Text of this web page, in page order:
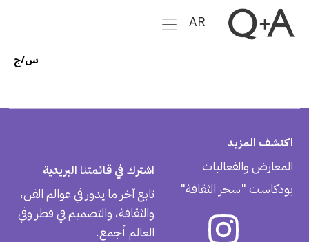
AR
س‭/‬ج
اكتشف المزيد
المعارض والفعاليات
بودكاست "سحر الثقافة"
اشترك في قائمتنا البريدية
تابع آخر ما يدور في عوالم الفن،
والثقافة، والتصميم في قطر وفي
العالم أجمع.